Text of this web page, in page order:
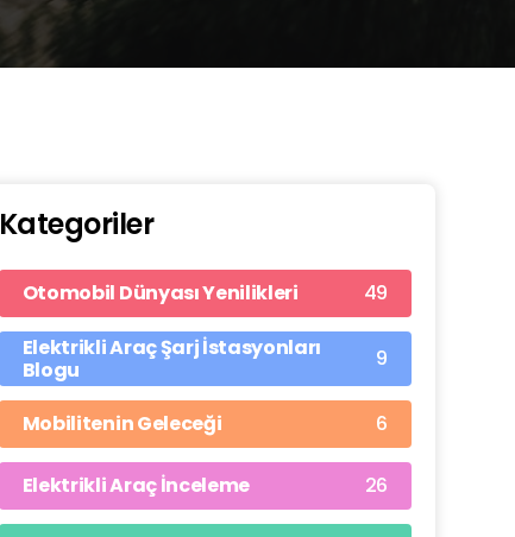
Kategoriler
Otomobil Dünyası Yenilikleri
49
Elektrikli Araç Şarj İstasyonları
Blogu
9
Mobilitenin Geleceği 6
Elektrikli Araç İnceleme 26